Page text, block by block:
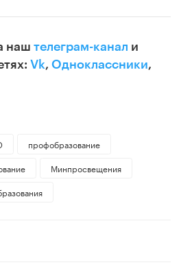
наш телеграм-канал и
Vk, Одноклассники,
профобразование
Минпросвещения